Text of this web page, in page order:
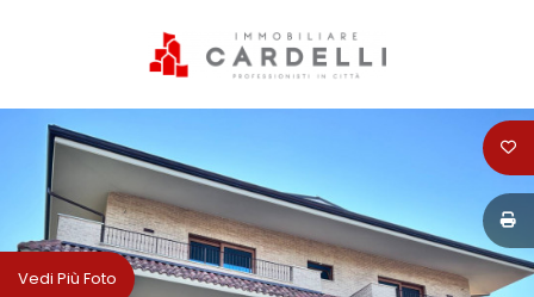
Vedi Più Foto
PERCHÈ
SCEGLIERE
CARDELLI
IMMOBILIARE
Contratto
Qualsiasi